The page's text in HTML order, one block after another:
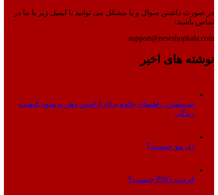
در صورت داشتن سوال و یا مشکل می توانید با ایمیل زیر با ما در
تماس باشید:
support@newshopkala.com
نوشته های اخیر
مدیتیشن: راهنمای جامع برای آرامش ذهن و بهبود کیفیت
زندگی
ژل مو چیست؟
فرمت PNG چیست؟